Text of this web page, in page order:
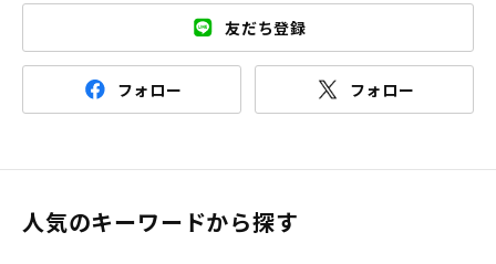
友だち登録
フォロー フォロー
人気のキーワードから探す